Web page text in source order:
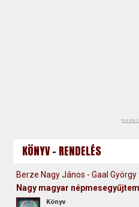
KÖNYV - RENDELÉS
Berze Nagy János - Gaal
Nagy magyar
Könyv